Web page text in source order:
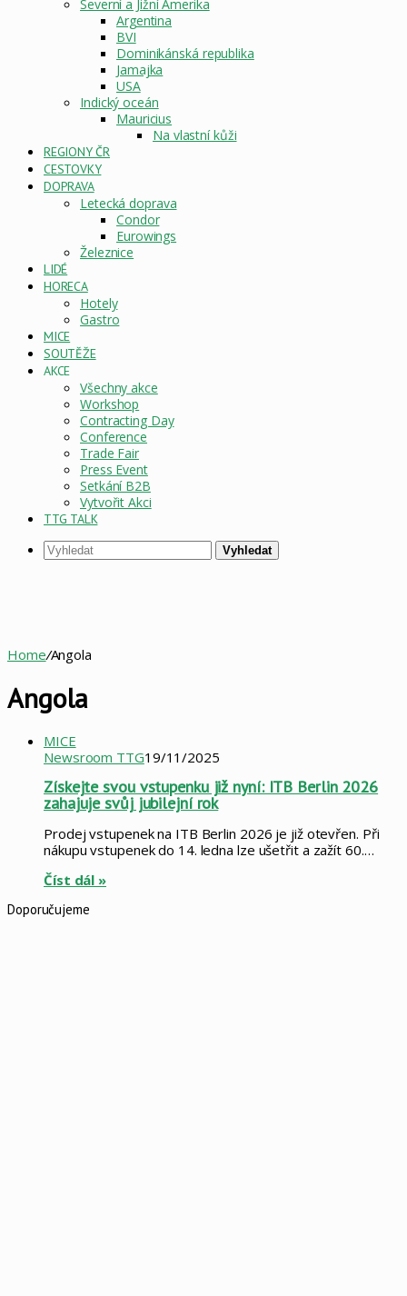
Severní a Jižní Amerika
Argentina
BVI
Dominikánská republika
Jamajka
USA
Indický oceán
Mauricius
Na vlastní kůži
REGIONY ČR
CESTOVKY
DOPRAVA
Letecká doprava
Condor
Eurowings
Železnice
LIDÉ
HORECA
Hotely
Gastro
MICE
SOUTĚŽE
AKCE
Všechny akce
Workshop
Contracting Day
Conference
Trade Fair
Press Event
Setkání B2B
Vytvořit Akci
TTG TALK
Vyhledat
Home/Angola
Angola
MICE
Newsroom TTG19/11/2025
Získejte svou vstupenku již nyní: ITB Berlin 2026
zahajuje svůj jubilejní rok
Prodej vstupenek na ITB Berlin 2026 je již otevřen. Při
nákupu vstupenek do 14. ledna lze ušetřit a zažít 60.…
Číst dál »
Doporučujeme